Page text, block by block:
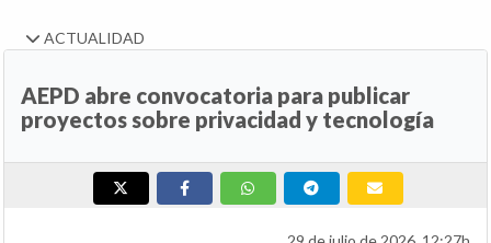
ACTUALIDAD
AEPD abre convocatoria para publicar
proyectos sobre privacidad y tecnología